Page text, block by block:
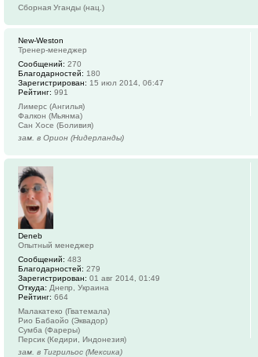
Сборная Уганды (нац.)
New-Weston
Тренер-менеджер
Сообщений: 270
Благодарностей: 180
Зарегистрирован: 15 июл 2014, 06:47
Рейтинг: 991
Лимерс (Ангилья)
Фалкон (Мьянма)
Сан Хосе (Боливия)
зам. в Орион (Нидерланды)
Deneb
Опытный менеджер
Сообщений: 483
Благодарностей: 279
Зарегистрирован: 01 авг 2014, 01:49
Откуда: Днепр, Украина
Рейтинг: 664
Малакатеко (Гватемала)
Рио Бабаойо (Эквадор)
Сумба (Фареры)
Персик (Кедири, Индонезия)
зам. в Тигрильос (Мексика)